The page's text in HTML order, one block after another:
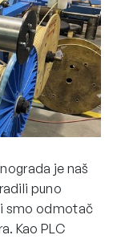
je naš
puno
smo odmotač
Kao PLC